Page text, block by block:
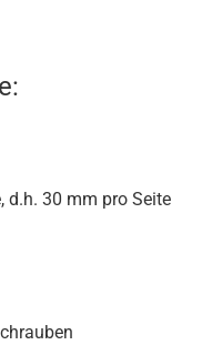
d.h. 30 mm pro Seite